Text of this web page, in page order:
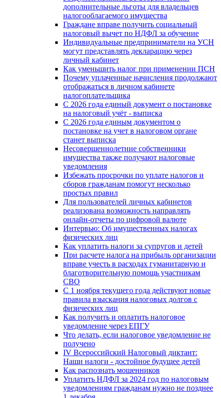
дополнительные льготы для владельцев
налогооблагаемого имущества
Граждане вправе получить социальный
налоговый вычет по НДФЛ за обучение
Индивидуальные предприниматели на УСН
могут представлять декларацию через
личный кабинет
Как уменьшить налог при применении ПСН
Почему уплаченные начисления продолжают
отображаться в личном кабинете
налогоплательщика
С 2026 года единый документ о постановке
на налоговый учёт - выписка
С 2026 года единым документом о
постановке на учет в налоговом органе
станет выписка
Несовершеннолетние собственники
имущества также получают налоговые
уведомления
Избежать просрочки по уплате налогов и
сборов гражданам помогут несколько
простых правил
Для пользователей личных кабинетов
реализована возможность направлять
онлайн-отчеты по цифровой валюте
Интервью: Об имущественных налогах
физических лиц
Как уплатить налоги за супругов и детей
При расчете налога на прибыль организации
вправе учесть в расходах гуманитарную и
благотворительную помощь участникам
СВО
С 1 ноября текущего года действуют новые
правила взыскания налоговых долгов с
физических лиц
Как получить и оплатить налоговое
уведомление через ЕПГУ
Что делать, если налоговое уведомление не
получено
IV Всероссийский Налоговый диктант:
Наши налоги - достойное будущее детей
Как распознать мошенников
Уплатить НДФЛ за 2024 год по налоговым
уведомлениям гражданам нужно не позднее